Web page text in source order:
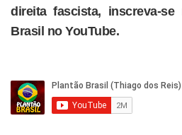
direita fascista, inscreva-
Brasil no YouTube.